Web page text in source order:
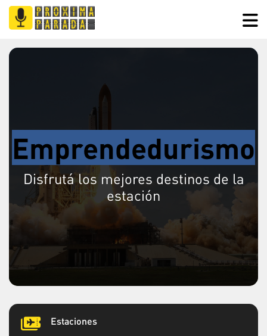
Emprendedurismo
Disfrutá los mejores destinos de la
estación
Estaciones